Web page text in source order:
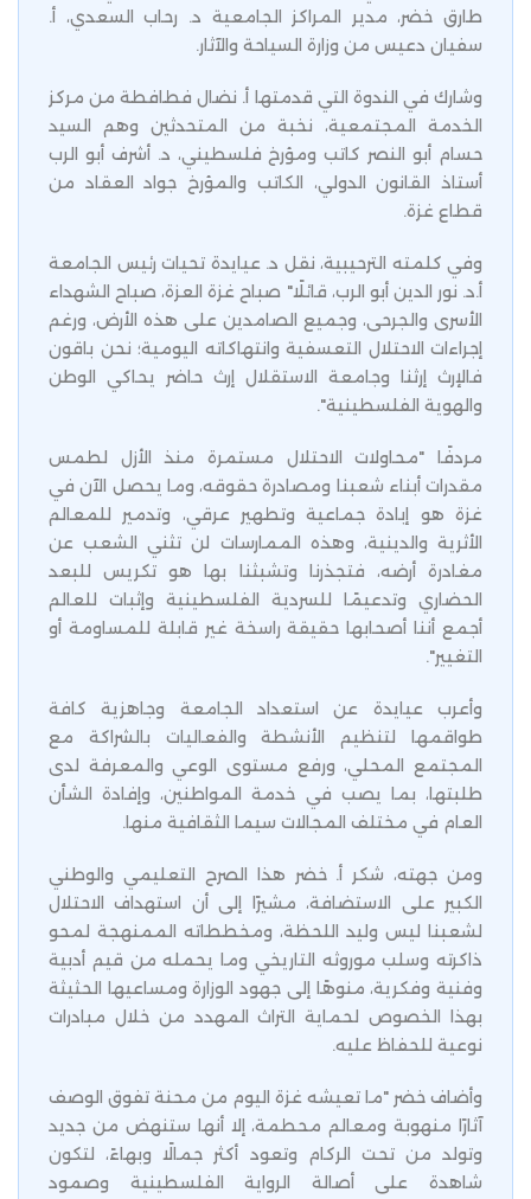
طارق خضر، مدير المراكز الجامعية د. رحاب السعدي، أ.
سفيان دعيس من وزارة السياحة والآثار.
وشارك في الندوة التي قدمتها أ. نضال فطافطة من مركز
الخدمة المجتمعية، نخبة من المتحدثين وهم السيد
حسام أبو النصر كاتب ومؤرخ فلسطيني، د. أشرف أبو الرب
أستاذ القانون الدولي، الكاتب والمؤرخ جواد العقاد من
قطاع غزة.
وفي كلمته الترحيبية، نقل د. عيايدة تحيات رئيس الجامعة
أ.د. نور الدين أبو الرب، قائلًا" صباح غزة العزة، صباح الشهداء
الأسرى والجرحى، وجميع الصامدين على هذه الأرض، ورغم
إجراءات الاحتلال التعسفية وانتهاكاته اليومية؛ نحن باقون
فالإرث إرثنا وجامعة الاستقلال إرث حاضر يحاكي الوطن
والهوية الفلسطينية".
مردفًا "محاولات الاحتلال مستمرة منذ الأزل لطمس
مقدرات أبناء شعبنا ومصادرة حقوقه، وما يحصل الآن في
غزة هو إبادة جماعية وتطهير عرقي، وتدمير للمعالم
الأثرية والدينية، وهذه الممارسات لن تثني الشعب عن
مغادرة أرضه، فتجذرنا وتشبثنا بها هو تكريس للبعد
الحضاري وتدعيمًا للسردية الفلسطينية وإثبات للعالم
أجمع أننا أصحابها حقيقة راسخة غير قابلة للمساومة أو
التغيير".
وأعرب عيايدة عن استعداد الجامعة وجاهزية كافة
طواقمها لتنظيم الأنشطة والفعاليات بالشراكة مع
المجتمع المحلي، ورفع مستوى الوعي والمعرفة لدى
طلبتها، بما يصب في خدمة المواطنين، وإفادة الشأن
العام في مختلف المجالات سيما الثقافية منها.
ومن جهته، شكر أ. خضر هذا الصرح التعليمي والوطني
الكبير على الاستضافة، مشيرًا إلى أن استهداف الاحتلال
لشعبنا ليس وليد اللحظة، ومخططاته الممنهجة لمحو
ذاكرته وسلب موروثه التاريخي وما يحمله من قيم أدبية
وفنية وفكرية، منوهًا إلى جهود الوزارة ومساعيها الحثيثة
بهذا الخصوص لحماية التراث المهدد من خلال مبادرات
نوعية للحفاظ عليه.
وأضاف خضر "ما تعيشه غزة اليوم من محنة تفوق الوصف
آثارًا منهوبة ومعالم محطمة، إلا أنها ستنهض من جديد
وتولد من تحت الركام وتعود أكثر جمالًا وبهاءً، لتكون
شاهدة على أصالة الرواية الفلسطينية وصمود